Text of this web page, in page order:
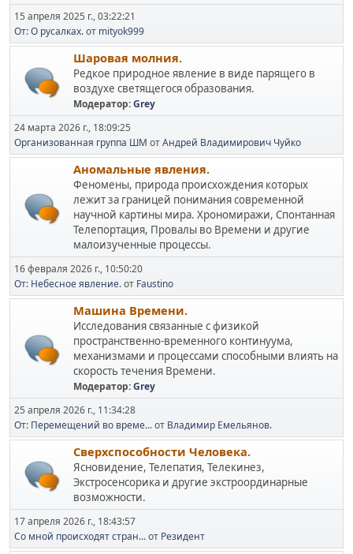
15 апреля 2025 г., 03:22:21
От: О русалках.от mityok999
Шаровая молния.
Редкое природное явление в виде парящего в
воздухе светящегося образования.
Модератор:Grey
24 марта 2026 г., 18:09:25
Организованная группа ШМ отАндрей Владимирович Чуйко
Аномальные явления.
Феномены, природа происхождения которых
лежит за границей понимания современной
научной картины мира. Хрономиражи, Спонтанная
Телепортация, Провалы во Времени и другие
малоизученные процессы.
16 февраля 2026 г., 10:50:20
От: Небесное явление.от Faustino
Машина Времени.
Исследования связанные с физикой
пространственно-временного континуума,
механизмами и процессами способными влиять на
скорость течения Времени.
Модератор:Grey
25 апреля 2026 г., 11:34:28
От: Перемещений во време...от Владимир Емельянов.
Сверхспособности Человека.
Ясновидение, Телепатия, Телекинез,
Экстросенсорика и другие экстроординарные
возможности.
17 апреля 2026 г., 18:43:57
Со мной происходят стран...от Резидент